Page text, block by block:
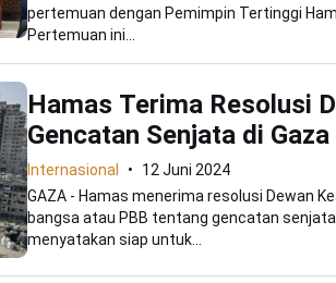
pertemuan dengan Pemimpin Tertinggi
Pertemuan ini...
Hamas Terima Resolusi
Gencatan Senjata di Gaza
Internasional
12 Juni 2024
GAZA - Hamas menerima resolusi Dewan
bangsa atau PBB tentang gencatan
menyatakan siap untuk...